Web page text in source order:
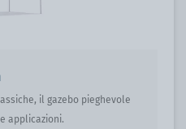
il gazebo pieghevole
applicazioni.